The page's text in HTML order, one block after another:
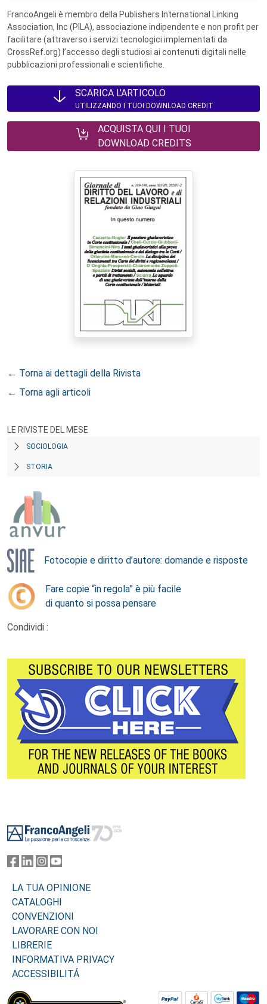
FrancoAngeli è membro della Publishers International Linking
Association, Inc (PILA), associazione indipendente e non profit per
facilitare (attraverso i servizi tecnologici implementati da
CrossRef.org) l’accesso degli studiosi ai contenuti digitali nelle
pubblicazioni professionali e scientifiche.
SCARICA L'ARTICOLO
UTILIZZANDO I TUOI DOWNLOAD CREDIT
ACQUISTA QUI I TUOI
DOWNLOAD CREDITS
← Torna ai dettagli della Rivista
← Torna agli articoli
LE RIVISTE DEL MESE
SOCIOLOGIA
STORIA
Fotocopie e diritto d’autore: domande e risposte
Fare copie “in regola” è più facile
di quanto si possa pensare
Condividi :
LA TUA OPINIONE
CATALOGHI
CONVENZIONI
LAVORARE CON NOI
LIBRERIE
INFORMATIVA PRIVACY
ACCESSIBILITÁ